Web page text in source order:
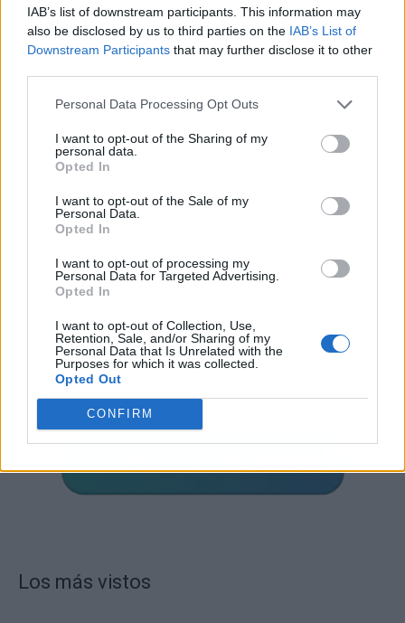
IAB’s list of downstream participants. This information may
also be disclosed by us to third parties on the IAB’s List of
Downstream Participants that may further disclose it to other
Personal Data Processing Opt Outs
I want to opt-out of the Sharing of my
personal data.
Opted In
I want to opt-out of the Sale of my
Personal Data.
Opted In
I want to opt-out of processing my
Personal Data for Targeted Advertising.
Opted In
I want to opt-out of Collection, Use,
Retention, Sale, and/or Sharing of my
Personal Data that Is Unrelated with the
Purposes for which it was collected.
Opted Out
CONFIRM
Publicidad
Los más vistos